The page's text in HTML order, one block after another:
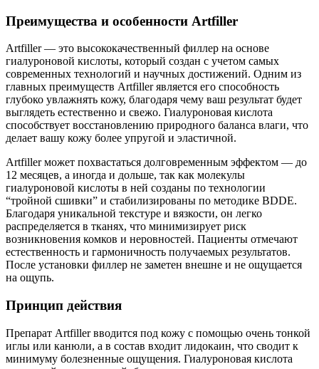
Преимущества и особенности Artfiller
Artfiller — это высококачественный филлер на основе
гиалуроновой кислоты, который создан с учетом самых
современных технологий и научных достижений. Одним из
главных преимуществ Artfiller является его способность
глубоко увлажнять кожу, благодаря чему ваш результат будет
выглядеть естественно и свежо. Гиалуроновая кислота
способствует восстановлению природного баланса влаги, что
делает вашу кожу более упругой и эластичной.
Artfiller может похвастаться долговременным эффектом — до
12 месяцев, а иногда и дольше, так как молекулы
гиалуроновой кислоты в ней созданы по технологии
“тройной сшивки” и стабилизированы по методике BDDE.
Благодаря уникальной текстуре и вязкости, он легко
распределяется в тканях, что минимизирует риск
возникновения комков и неровностей. Пациенты отмечают
естественность и гармоничность получаемых результатов.
После установки филлер не заметен внешне и не ощущается
на ощупь.
Принцип действия
Препарат Artfiller вводится под кожу с помощью очень тонкой
иглы или канюли, а в состав входит лидокаин, что сводит к
минимуму болезненные ощущения. Гиалуроновая кислота